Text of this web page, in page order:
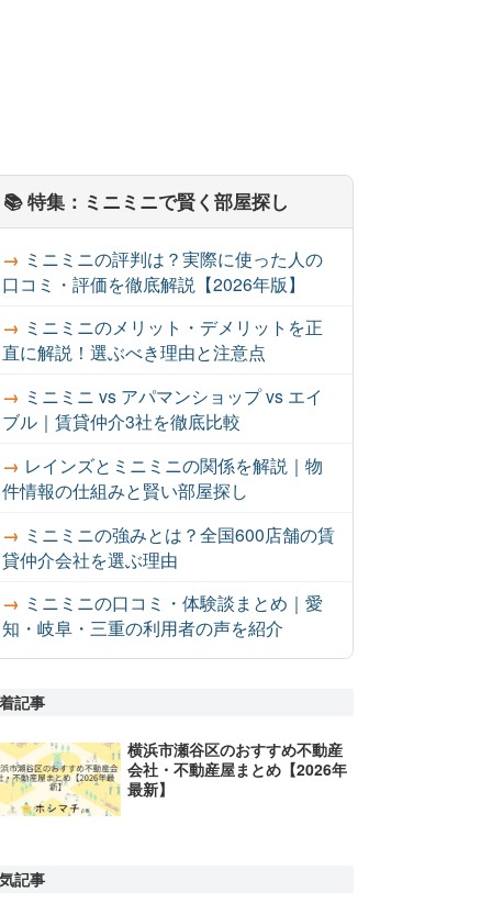
📚 特集：ミニミニで賢く部屋探し
ミニミニの評判は？実際に使った人の
口コミ・評価を徹底解説【2026年版】
ミニミニのメリット・デメリットを正
直に解説！選ぶべき理由と注意点
ミニミニ vs アパマンショップ vs エイ
ブル｜賃貸仲介3社を徹底比較
レインズとミニミニの関係を解説｜物
件情報の仕組みと賢い部屋探し
ミニミニの強みとは？全国600店舗の賃
貸仲介会社を選ぶ理由
ミニミニの口コミ・体験談まとめ｜愛
知・岐阜・三重の利用者の声を紹介
記事
横浜市瀬谷区のおすすめ不動産
会社・不動産屋まとめ【2026年
最新】
記事